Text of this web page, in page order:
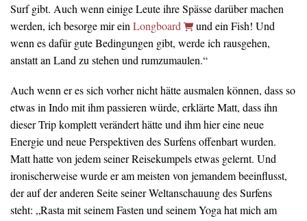
Surf gibt. Auch wenn einige Leute ihre Spässe darüber machen
werden, ich besorge mir ein Longboard
und ein Fish! Und
wenn es dafür gute Bedingungen gibt, werde ich rausgehen,
anstatt an Land zu stehen und rumzumaulen.“
Auch wenn er es sich vorher nicht hätte ausmalen können, dass so
etwas in Indo mit ihm passieren würde, erklärte Matt, dass ihn
dieser Trip komplett verändert hätte und ihm hier eine neue
Energie und neue Perspektiven des Surfens offenbart wurden.
Matt hatte von jedem seiner Reisekumpels etwas gelernt. Und
ironischerweise wurde er am meisten von jemandem beeinflusst,
der auf der anderen Seite seiner Weltanschauung des Surfens
steht: „Rasta mit seinem Fasten und seinem Yoga hat mich am